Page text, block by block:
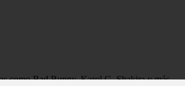
como Bad Bunny, Karol G, Shakira y más.